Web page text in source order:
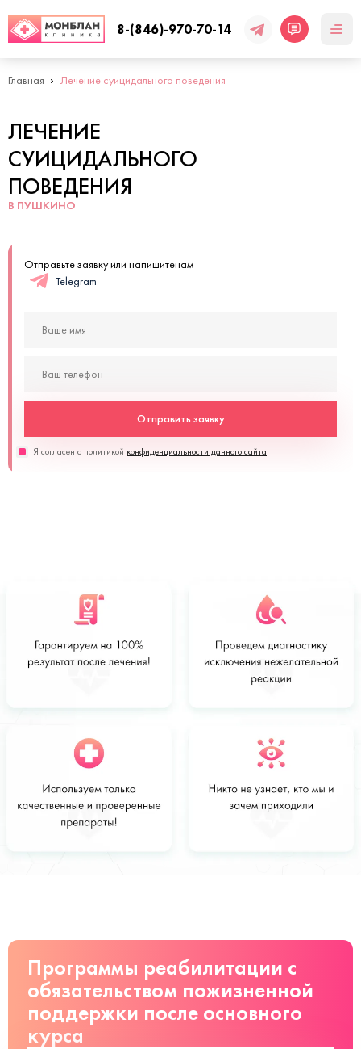
8-(846)-970-70-14
Главная Лечение суицидального поведения
ЛЕЧЕНИЕ
СУИЦИДАЛЬНОГО
ПОВЕДЕНИЯ
В ПУШКИНО
Отправьте заявку или напишитенам
Telegram
Отправить заявку
Я согласен с политикой конфиденциальности данного сайта
Стоимость
от 3500 руб
Заказать
Программы реабилитации с
обязательством пожизненной
поддержки после основного
курса